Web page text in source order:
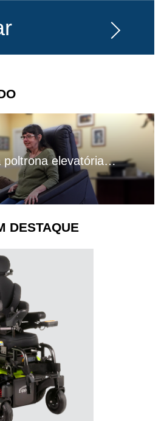
poltrona elevatória…
DESTAQUE